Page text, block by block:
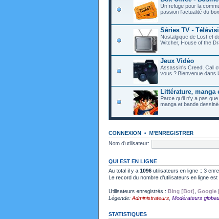
Un refuge pour la
passion l'actualité du
Séries TV -
Nostalgique de Lost et
Witcher, House of the
Jeux Vidéo
Assassin's Creed, Call
vous ? Bienvenue dans
Littérature, manga
Parce qu'il n'y a pas
manga et bande
CONNEXION • M’ENREGISTRER
Nom d’utilisateur:
QUI EST EN LIGNE
Au total il y a 1096 utilisateurs en ligne :: 3
Le record du nombre d’utilisateurs en ligne
Utilisateurs enregistrés : Bing [Bot] Google
Légende: Administrateurs Modérateurs
STATISTIQUES